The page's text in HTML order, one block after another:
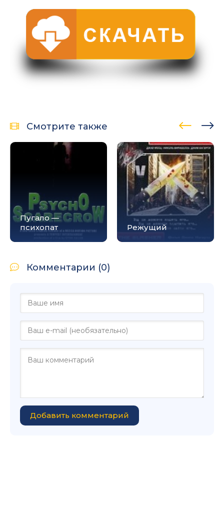
Смотрите также
Пугало —
психопат
Режущий
Комментарии (0)
Добавить комментарий